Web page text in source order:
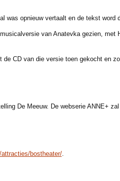
opnieuw vertaalt en de tekst word
van Anatevka gezien, met
CD van die versie toen gekocht en
De Meeuw. De webserie ANNE+
bostheater/.